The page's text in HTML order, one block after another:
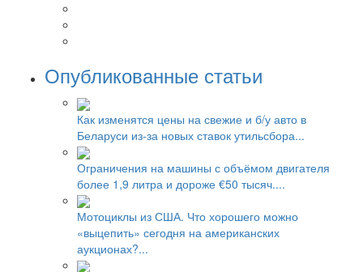
Опубликованные статьи
Как изменятся цены на свежие и б/у авто в
Беларуси из-за новых ставок утильсбора...
Ограничения на машины с объёмом двигателя
более 1,9 литра и дороже €50 тысяч....
Мотоциклы из США. Что хорошего можно
«выцепить» сегодня на американских
аукционах?...